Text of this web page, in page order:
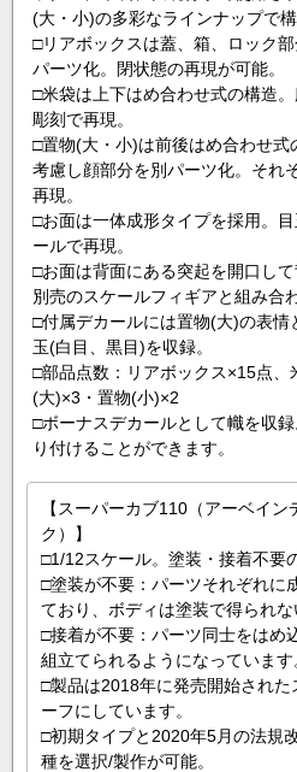
(大・小)の多彩なラインナップで構
□リアボックスは蓋、箱、ロック
パーツ化。閉状態の再現が可能。
□米袋は上下はめ合わせ式の構造
彫刻で再現。
□置物(大・小)は前後はめ合わせ
考慮し顔部分を別パーツ化。それ
再現。
□お面は一体成形タイプを採用。
ールで再現。
□お面は背面にある突起を開口して
別売のスケールフィギアと組み合
□付属デカールには置物(大)の表情
玉(白目、黒目)を収録。
□部品点数：リアボックス×15点、
(大)×3・置物(小)×2
□ボーナスデカールとして幟を収
り付けることができます。
【スーパーカブ110（アーベイ
ク）】
□1/12スケール。塗装・接着不要
□塗装が不要：パーツそれぞれに
ており、ボディは塗装で得られな
□接着が不要：パーツ同士をはめ
組立てられるようになっています
□製品は2018年に発売開始された
ーフにしています。
□初期タイプと2020年5月の法規
種を選択/製作が可能。